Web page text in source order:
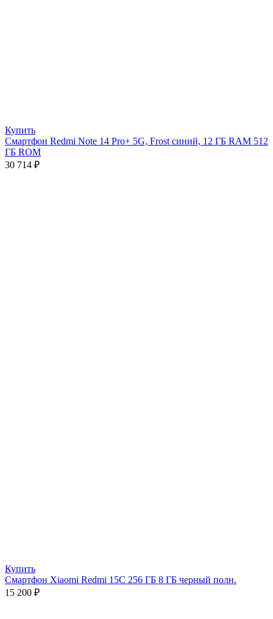
Купить
Смартфон Redmi Note 14 Pro+ 5G, Frost синий, 12 ГБ RAM 512
ГБ ROM
30 714 ₽
Купить
Смартфон Xiaomi Redmi 15C 256 ГБ 8 ГБ черный полн.
15 200 ₽